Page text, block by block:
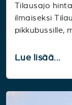
Tilausajo
ilmaiseksi
pikkubussille,
Lue lisää...